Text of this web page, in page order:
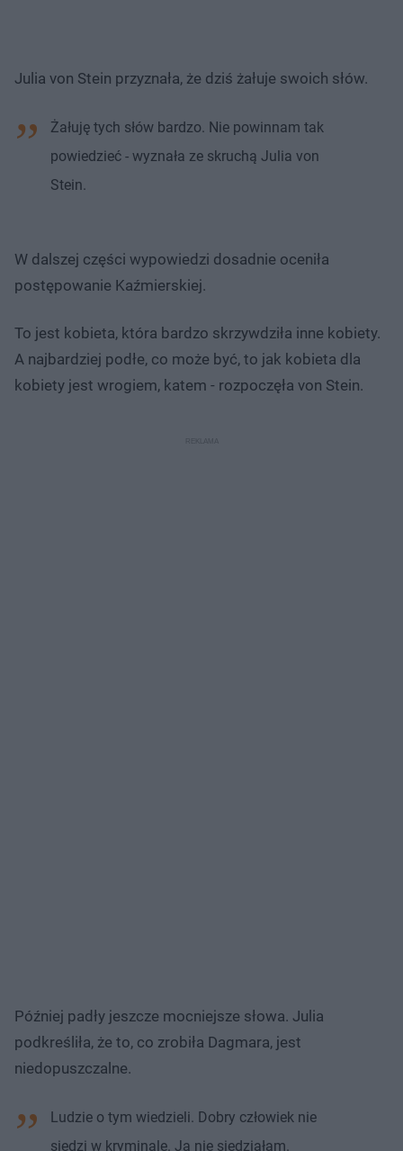
Julia von Stein przyznała, że dziś żałuje swoich słów.
Żałuję tych słów bardzo. Nie powinnam tak
powiedzieć - wyznała ze skruchą Julia von
Stein.
W dalszej części wypowiedzi dosadnie oceniła
postępowanie Kaźmierskiej.
To jest kobieta, która bardzo skrzywdziła inne kobiety.
A najbardziej podłe, co może być, to jak kobieta dla
kobiety jest wrogiem, katem - rozpoczęła von Stein.
Później padły jeszcze mocniejsze słowa. Julia
podkreśliła, że to, co zrobiła Dagmara, jest
niedopuszczalne.
Ludzie o tym wiedzieli. Dobry człowiek nie
siedzi w kryminale. Ja nie siedziałam.